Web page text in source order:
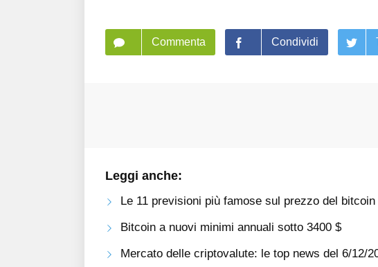
Commenta Condividi
Leggi anche:
Le 11 previsioni più famose sul prezzo del bitcoin
Bitcoin a nuovi minimi annuali sotto 3400 $
Mercato delle criptovalute: le top news del 6/12/